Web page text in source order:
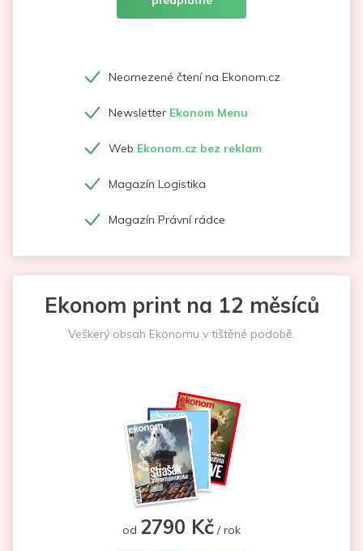
Neomezené čtení na Ekonom.cz
Newsletter Ekonom Menu
Web Ekonom.cz bez reklam
Magazín Logistika
Magazín Právní rádce
Ekonom print na 12 měsíců
Veškerý obsah Ekonomu v tištěné podobě.
od 2790 Kč / rok